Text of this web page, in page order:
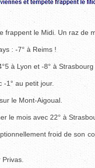
frappent le Midi. Un raz de
: -7° à Reims !
à Lyon et -8° à Strasbourg
-1° au petit jour.
le Mont-Aigoual.
le mois avec 22° à
froid de son